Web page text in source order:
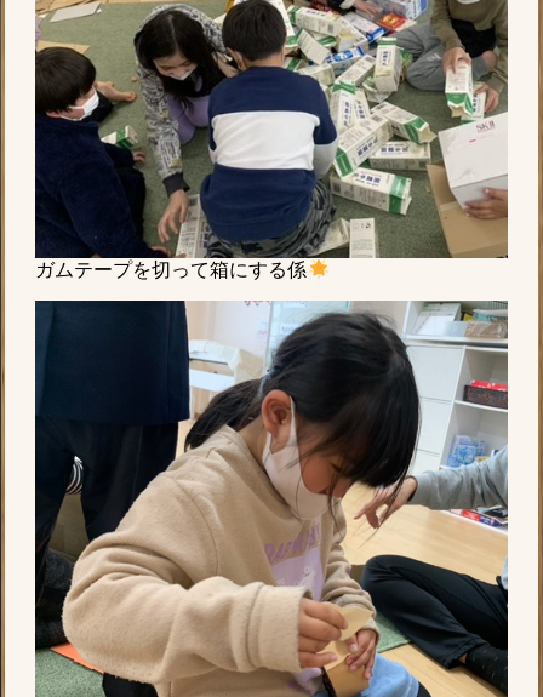
ガムテープを切って箱にする係